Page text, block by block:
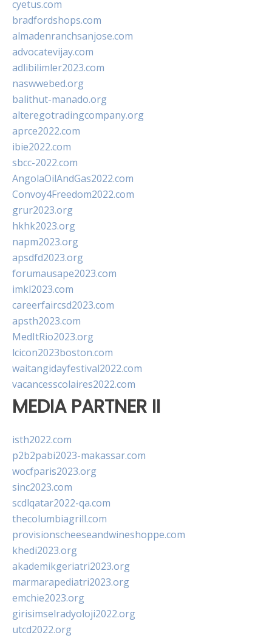
cyetus.com
bradfordshops.com
almadenranchsanjose.com
advocatevijay.com
adlibilimler2023.com
naswwebed.org
balithut-manado.org
alteregotradingcompany.org
aprce2022.com
ibie2022.com
sbcc-2022.com
AngolaOilAndGas2022.com
Convoy4Freedom2022.com
grur2023.org
hkhk2023.org
napm2023.org
apsdfd2023.org
forumausape2023.com
imkl2023.com
careerfaircsd2023.com
apsth2023.com
MedItRio2023.org
lcicon2023boston.com
waitangidayfestival2022.com
vacancesscolaires2022.com
MEDIA PARTNER II
isth2022.com
p2b2pabi2023-makassar.com
wocfparis2023.org
sinc2023.com
scdlqatar2022-qa.com
thecolumbiagrill.com
provisionscheeseandwineshoppe.com
khedi2023.org
akademikgeriatri2023.org
marmarapediatri2023.org
emchie2023.org
girisimselradyoloji2022.org
utcd2022.org